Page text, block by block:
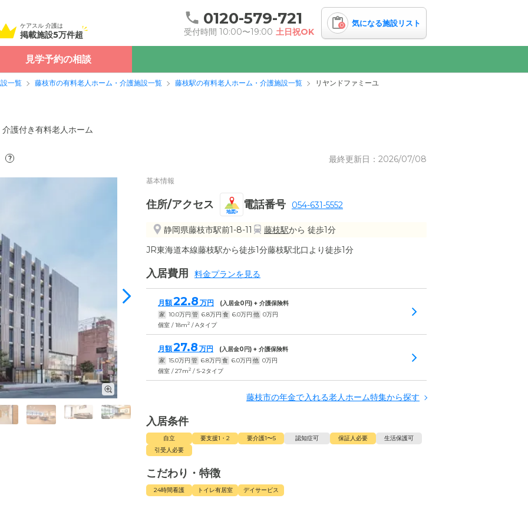
ケアスル 介護は
掲載施設5万件超
0120-579-721
受付時間 10:00〜19:00 土日祝OK
0 気になる施設リスト
見学予約の相談
一覧 藤枝市の有料老人ホーム・介護施設一覧 藤枝駅の有料老人ホーム・介護施設一覧 リヤンドファミーユ
介護付き有料老人ホーム
? 最終更新日：2026/07/08
基本情報
住所/アクセス
地図
電話番号 054-631-5552
静岡県藤枝市駅前1-8-11 藤枝駅から 徒歩1分
JR東海道本線藤枝駅から徒歩1分藤枝駅北口より徒歩1分
入居費用 料金プランを見る
月額22.8 万円 (入居金0円) + 介護保険料
家 10.0万円 管 6.8万円 食 6.0万円 他 0万円
個室 / 18m2 / Aタイプ
月額27.8 万円 (入居金0円) + 介護保険料
家 15.0万円 管 6.8万円 食 6.0万円 他 0万円
個室 / 27m2 / S-2タイプ
藤枝市の年金で入れる老人ホーム特集から探す
入居条件
自立 要支援1・2 要介護1〜5 認知症可 保証人必要
生活保護可
引受人必要
こだわり・特徴
24時間看護 トイレ有居室 デイサービス